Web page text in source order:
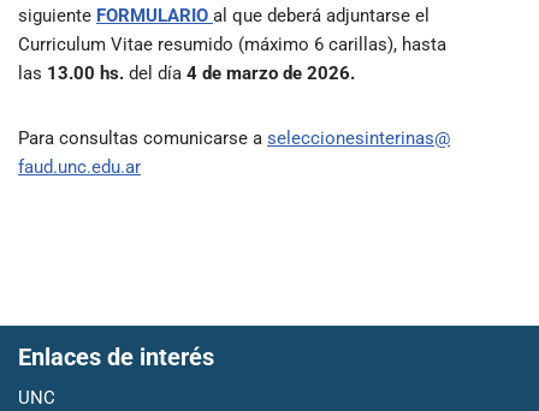
siguiente FORMULARIO al que deberá adjuntarse el
Curriculum Vitae resumido (máximo 6 carillas), hasta
las 13.00 hs. del día 4 de marzo de 2026.
Para consultas comunicarse a seleccionesinterinas@
faud.unc.edu.ar
Enlaces de interés
UNC